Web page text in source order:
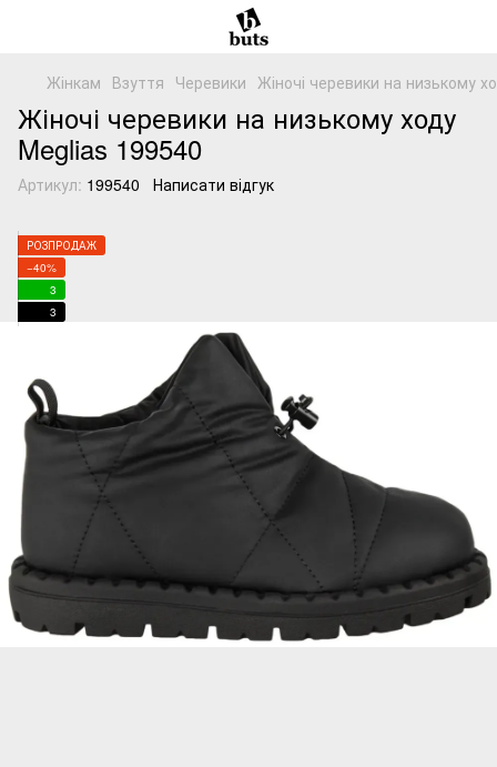
Жінкам Взуття Черевики Жіночі черевики на низькому
Жіночі черевики на низькому ходу
Meglias 199540
Артикул: 199540 Написати відгук
РОЗПРОДАЖ
−40%
3
3